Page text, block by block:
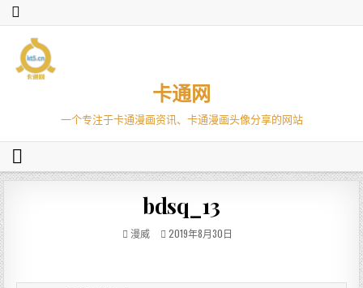
卡通网
一个专注于卡通漫画资讯、卡通漫画头像分享的网站
bdsq_13
漫威 2019年8月30日